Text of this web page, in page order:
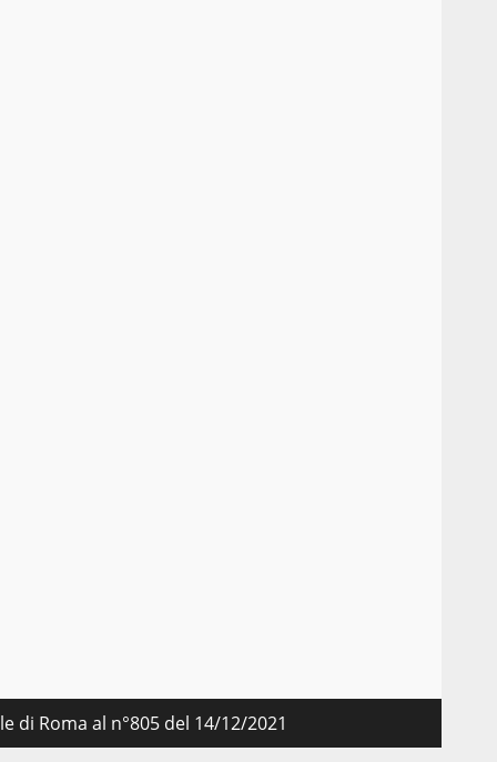
Roma al n°805 del 14/12/2021